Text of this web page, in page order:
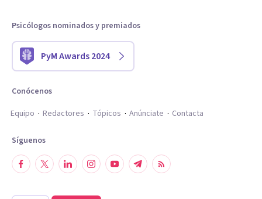
Psicólogos nominados y premiados
PyM Awards 2024
Conócenos
Equipo
Redactores Tópicos Anúnciate Contacta
Síguenos